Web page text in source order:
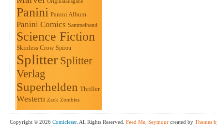
Originalausgabe
Panini Panini Album
Panini Comics Sammelband
Science Fiction
Skinless Crow Spirou
Splitter Splitter
Verlag
Superhelden Thriller
Western Zack Zombies
Copyright © 2026 Comicleser. All Rights Reserved. Feed Me, Seymour created by Themes